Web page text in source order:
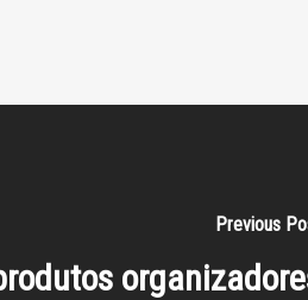
Previous